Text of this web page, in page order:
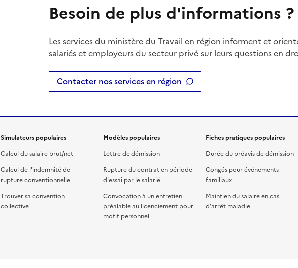
Besoin de plus d'informations ?
Les services du ministère du Travail en région informent et
salariés et employeurs du secteur privé sur leurs questions en
Contacter nos services en région
Simulateurs populaires
Calcul du salaire brut/net
Calcul de l'indemnité de
rupture conventionnelle
Trouver sa convention
collective
Modèles populaires
Lettre de démission
Rupture du contrat en période
d'essai par le salarié
Convocation à un entretien
préalable au licenciement pour
motif personnel
Fiches pratiques populaires
Durée du préavis de démission
Congés pour événements
familiaux
Maintien du salaire en cas
d'arrêt maladie